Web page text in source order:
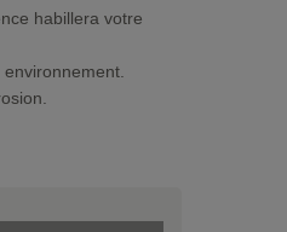
habillera votre